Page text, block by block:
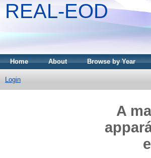
REAL-EOD
Home About Browse by Year
Login
A